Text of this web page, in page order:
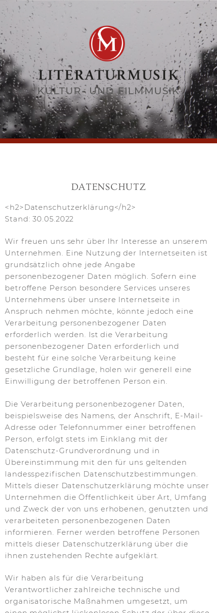
KULTUR- UND FILMMUSIK
DATENSCHUTZ
<h2>Datenschutzerklärung</h2>
Stand: 30.05.2022
Wir freuen uns sehr über Ihr Interesse an unserem
Unternehmen. Eine Nutzung der Internetseiten ist
grundsätzlich ohne jede Angabe
personenbezogener Daten möglich. Sofern eine
betroffene Person besondere Services unseres
Unternehmens über unsere Internetseite in
Anspruch nehmen möchte, könnte jedoch eine
Verarbeitung personenbezogener Daten
erforderlich werden. Ist die Verarbeitung
personenbezogener Daten erforderlich und
besteht für eine solche Verarbeitung keine
gesetzliche Grundlage, holen wir generell eine
Einwilligung der betroffenen Person ein.
Die Verarbeitung personenbezogener Daten,
beispielsweise des Namens, der Anschrift, E-Mail-
Adresse oder Telefonnummer einer betroffenen
Person, erfolgt stets im Einklang mit der
Datenschutz-Grundverordnung und in
Übereinstimmung mit den für uns geltenden
landesspezifischen Datenschutzbestimmungen.
Mittels dieser Datenschutzerklärung möchte unser
Unternehmen die Öffentlichkeit über Art, Umfang
und Zweck der von uns erhobenen, genutzten und
verarbeiteten personenbezogenen Daten
informieren. Ferner werden betroffene Personen
mittels dieser Datenschutzerklärung über die
ihnen zustehenden Rechte aufgeklärt.
Wir haben als für die Verarbeitung
Verantwortlicher zahlreiche technische und
organisatorische Maßnahmen umgesetzt, um